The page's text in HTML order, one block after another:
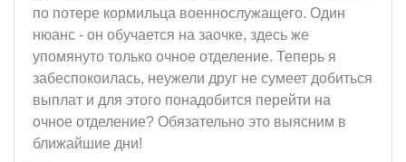
по потере кормильца военнослужащего. Один
нюанс - он обучается на заочке, здесь же
упомянуто только очное отделение. Теперь я
забеспокоилась, неужели друг не сумеет добиться
выплат и для этого понадобится перейти на
очное отделение? Обязательно это выясним в
ближайшие дни!